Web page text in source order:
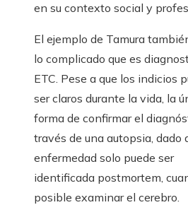
en su contexto social y
El ejemplo de Tamura
lo complicado que es
ETC. Pese a que los indicios
ser claros durante la vida, la
forma de confirmar el
través de una autopsia, dado
enfermedad solo puede ser
identificada postmortem,
posible examinar el cerebro.